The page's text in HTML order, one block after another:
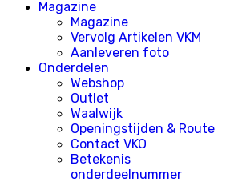
Magazine
Magazine
Vervolg Artikelen VKM
Aanleveren foto
Onderdelen
Webshop
Outlet
Waalwijk
Openingstijden & Route
Contact VKO
Betekenis
onderdeelnummer